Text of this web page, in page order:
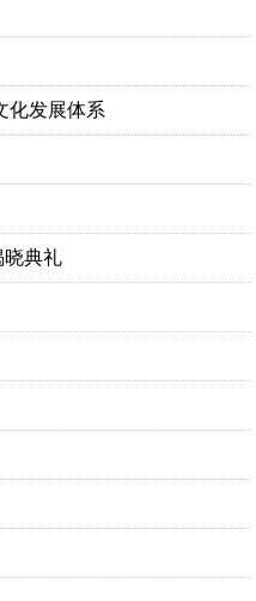
化发展体系
晓典礼